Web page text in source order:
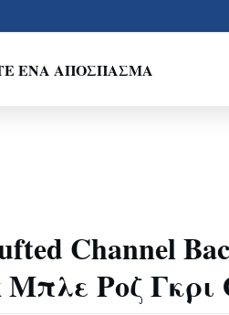
ΈΝΑ ΑΠΌΣΠΑΣΜΑ
Channel
Μπλε Ροζ Γκρι